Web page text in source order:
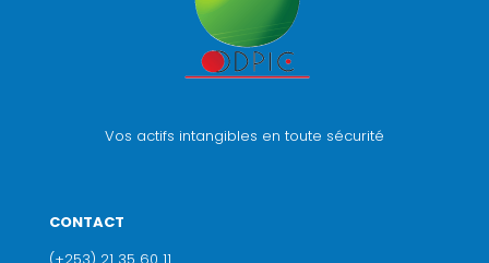
Vos actifs intangibles en toute sécurité
CONTACT